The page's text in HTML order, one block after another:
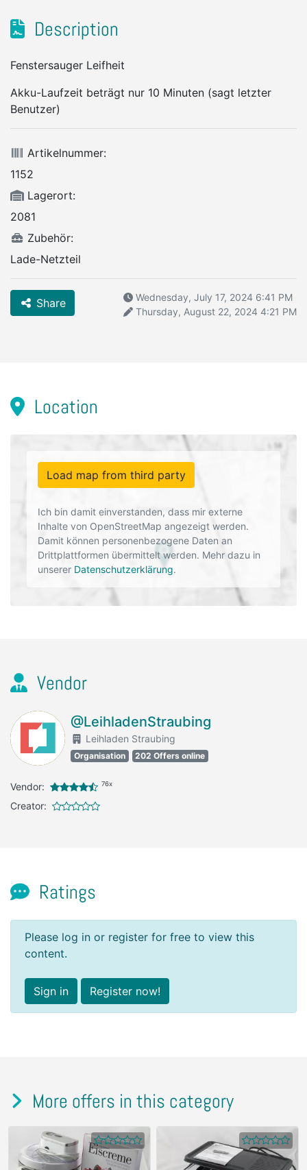
Description
Fenstersauger Leifheit
Akku-Laufzeit beträgt nur 10 Minuten (sagt letzter
Benutzer)
Artikelnummer:
1152
Lagerort:
2081
Zubehör:
Lade-Netzteil
Share
Wednesday, July 17, 2024 6:41 PM
Thursday, August 22, 2024 4:21 PM
Location
Load map from third party
Ich bin damit einverstanden, dass mir externe
Inhalte von OpenStreetMap angezeigt werden.
Damit können personenbezogene Daten an
Drittplattformen übermittelt werden. Mehr dazu in
unserer Datenschutzerklärung.
Vendor
@LeihladenStraubing
Leihladen Straubing
Organisation 202 Offers online
Vendor: 76x
Creator:
Ratings
Please log in or register for free to view this
content.
Sign in Register now!
More offers in this category